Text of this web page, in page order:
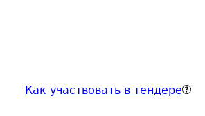
Как участвовать в тендере